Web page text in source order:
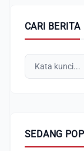
CARI BERITA
SEDANG